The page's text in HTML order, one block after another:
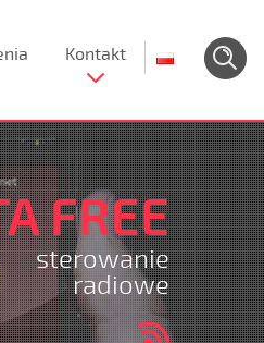
Kontakt
FREE
sterowanie
radiowe